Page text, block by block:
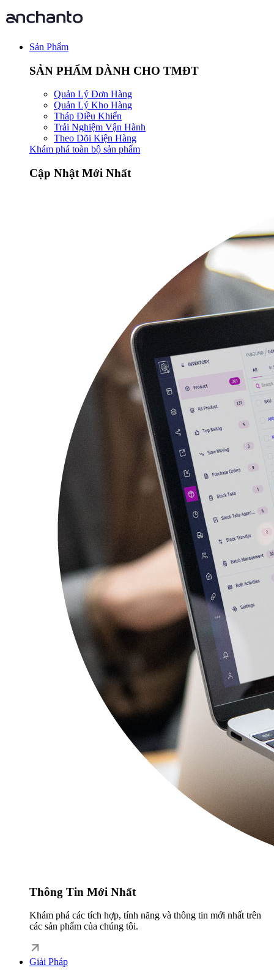
Sản Phẩm
SẢN PHẨM DÀNH CHO TMĐT
Quản Lý Đơn Hàng
Quản Lý Kho Hàng
Tháp Điều Khiển
Trải Nghiệm Vận Hành
Theo Dõi Kiện Hàng
Khám phá toàn bộ sản phẩm
Cập Nhật Mới Nhất
Thông Tin Mới Nhất
Khám phá các tích hợp, tính năng và thông tin mới nhất trên
các sản phẩm của chúng tôi.
Giải Pháp